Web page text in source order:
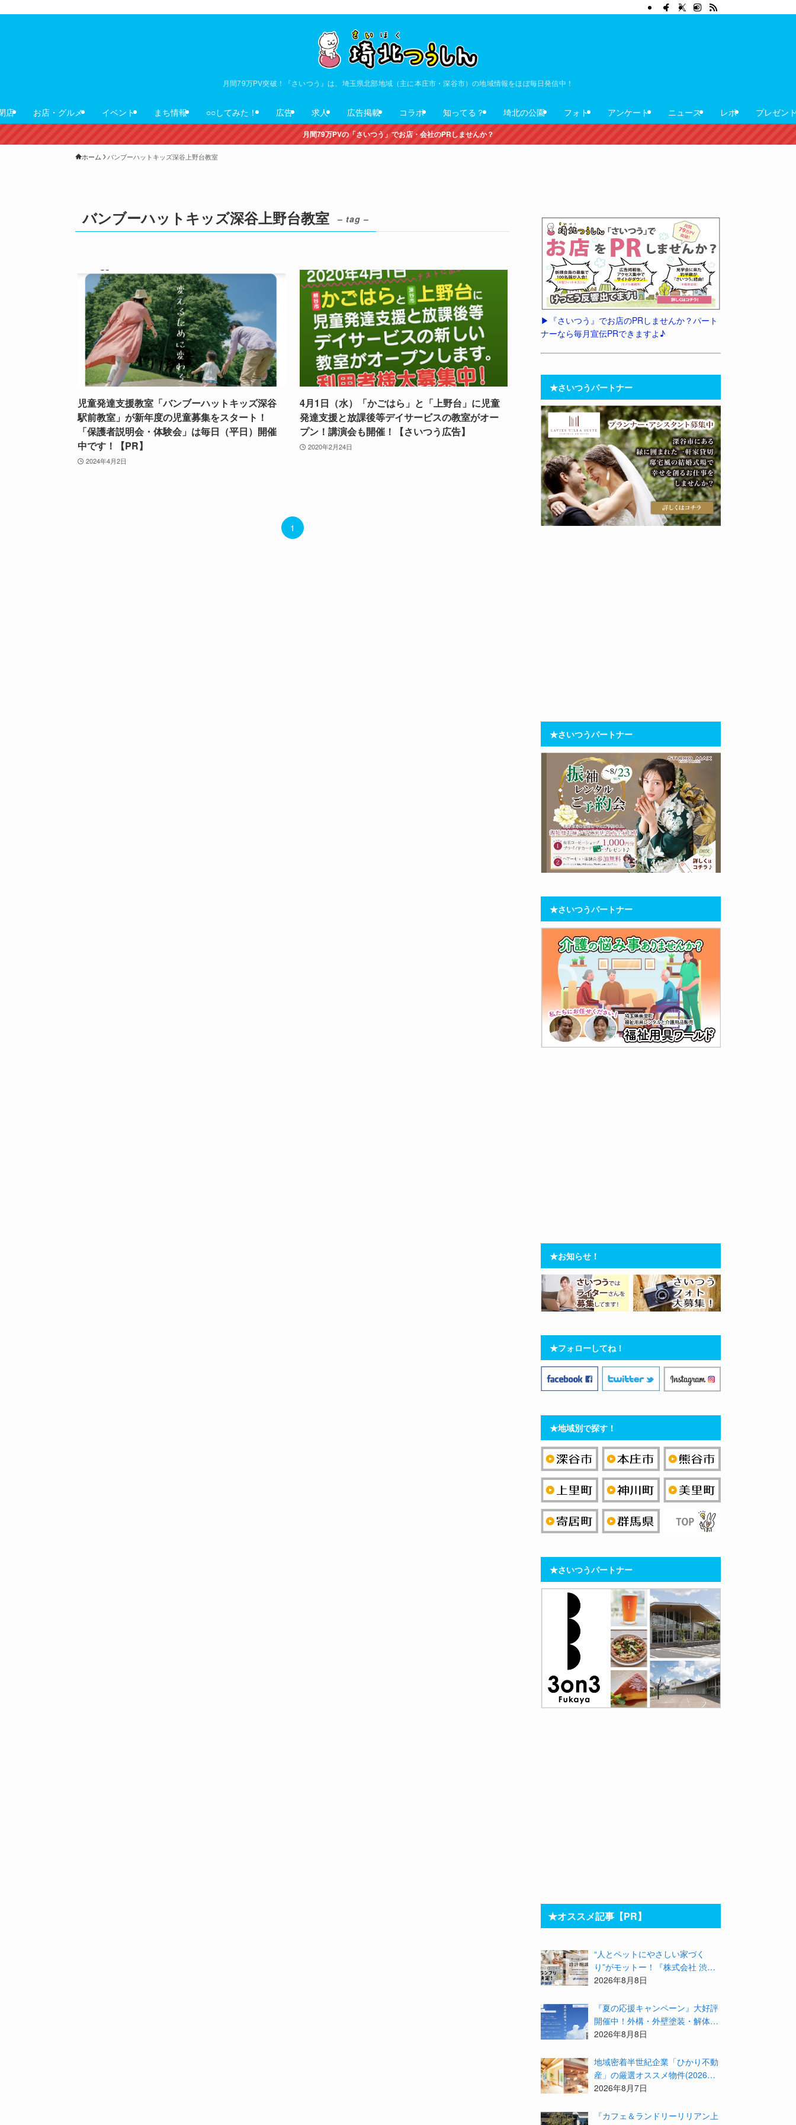
月間79万PV突破！『さいつう』は、埼玉県北部地域（主に本庄市・深谷市）の地域情報をほぼ毎日発信中！
店 お店・グルメ イベント まち情報 ○○してみた！ 広告 求人 広告掲載 コラボ 知ってる？ 埼北の公園 フォト アンケート ニュース レポ プレゼン
月間79万PVの「さいつう」でお店・会社のPRしませんか？
ホーム バンブーハットキッズ深谷上野台教室
バンブーハットキッズ深谷上野台教室 – tag –
児童発達支援教室「バンブーハットキッズ深谷
駅前教室」が新年度の児童募集をスタート！
「保護者説明会・体験会」は毎日（平日）開催
中です！【PR】
2024年4月2日
4月1日（水）「かごはら」と「上野台」に児童
発達支援と放課後等デイサービスの教室がオー
プン！講演会も開催！【さいつう広告】
2020年2月24日
1
▶︎『さいつう』でお店のPRしませんか？パート
ナーなら毎月宣伝PRできますよ♪
★さいつうパートナー
★さいつうパートナー
★さいつうパートナー
★お知らせ！
★フォローしてね！
★地域別で探す！
★さいつうパートナー
★オススメ記事【PR】
“人とペットにやさしい家づく
り”がモットー！『株式会社 渋
沢』の「モデル犬候補」が選出さ
会〜設計相談会〜』も開催するよ
2026年8月8日
『夏の応援キャンペーン』大好評
開催中！外構・外壁塗装・解体・
リフォームする職人を探すなら
2026年8月8日
地域密着半世紀企業「ひかり不動
産」の厳選オススメ物件(2026年8
月)をご紹介！参加費無料『”木の
受付中！
2026年8月7日
『カフェ＆ランドリーリリアン上